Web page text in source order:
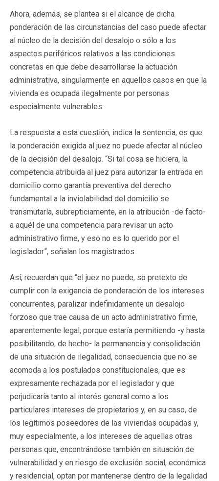
Ahora, además, se plantea si el alcance de dicha
ponderación de las circunstancias del caso puede afectar
al núcleo de la decisión del desalojo o sólo a los
aspectos periféricos relativos a las condiciones
concretas en que debe desarrollarse la actuación
administrativa, singularmente en aquellos casos en que la
vivienda es ocupada ilegalmente por personas
especialmente vulnerables.
La respuesta a esta cuestión, indica la sentencia, es que
la ponderación exigida al juez no puede afectar al núcleo
de la decisión del desalojo. “Si tal cosa se hiciera, la
competencia atribuida al juez para autorizar la entrada en
domicilio como garantía preventiva del derecho
fundamental a la inviolabilidad del domicilio se
transmutaría, subrepticiamente, en la atribución -de facto-
a aquél de una competencia para revisar un acto
administrativo firme, y eso no es lo querido por el
legislador”, señalan los magistrados.
Así, recuerdan que “el juez no puede, so pretexto de
cumplir con la exigencia de ponderación de los intereses
concurrentes, paralizar indefinidamente un desalojo
forzoso que trae causa de un acto administrativo firme,
aparentemente legal, porque estaría permitiendo -y hasta
posibilitando, de hecho- la permanencia y consolidación
de una situación de ilegalidad, consecuencia que no se
acomoda a los postulados constitucionales, que es
expresamente rechazada por el legislador y que
perjudicaría tanto al interés general como a los
particulares intereses de propietarios y, en su caso, de
los legítimos poseedores de las viviendas ocupadas y,
muy especialmente, a los intereses de aquellas otras
personas que, encontrándose también en situación de
vulnerabilidad y en riesgo de exclusión social, económica
y residencial, optan por mantenerse dentro de la legalidad